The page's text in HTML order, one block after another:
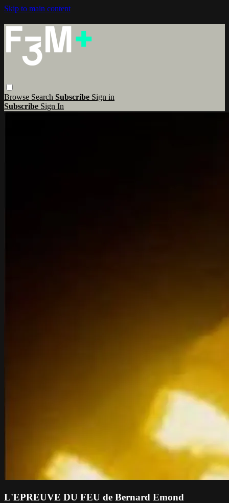
Skip to main content
Browse Search Subscribe Sign in
Subscribe Sign In
L'EPREUVE DU FEU de Bernard Emond